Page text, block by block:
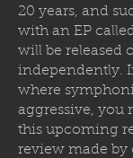
20 years, and
with an EP
will be released
independently.
where
aggressive, you
this upcoming
review made by